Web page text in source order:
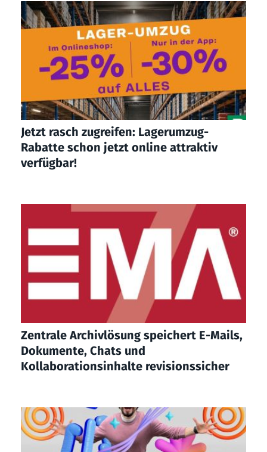
Jetzt rasch zugreifen: Lagerumzug-
Rabatte schon jetzt online attraktiv
verfügbar!
Zentrale Archivlösung speichert E-Mails,
Dokumente, Chats und
Kollaborationsinhalte revisionssicher